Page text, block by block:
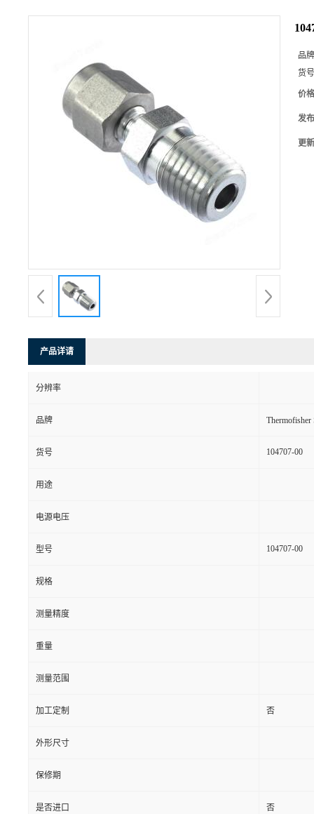
品
货
价
发
更
产品详请
分辨率
品牌
货号 104707-00
用途
电源电压
型号 104707-00
规格
测量精度
重量
测量范围
加工定制 否
外形尺寸
保修期
是否进口 否